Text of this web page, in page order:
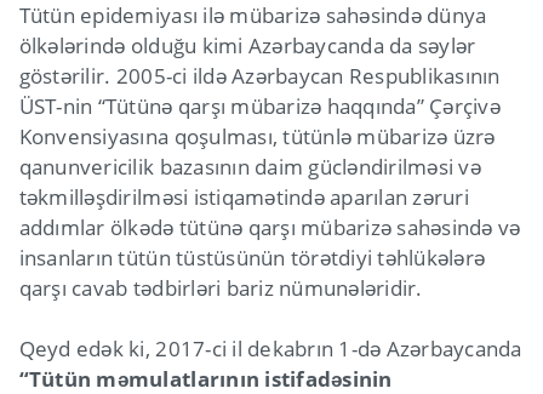
Tütün epidemiyası ilə mübarizə sahəsində dünya
ölkələrində olduğu kimi Azərbaycanda da səylər
göstərilir. 2005-ci ildə Azərbaycan Respublikasının
ÜST-nin “Tütünə qarşı mübarizə haqqında” Çərçivə
Konvensiyasına qoşulması, tütünlə mübarizə üzrə
qanunvericilik bazasının daim gücləndirilməsi və
təkmilləşdirilməsi istiqamətində aparılan zəruri
addımlar ölkədə tütünə qarşı mübarizə sahəsində və
insanların tütün tüstüsünün törətdiyi təhlükələrə
qarşı cavab tədbirləri bariz nümunələridir.
Qeyd edək ki, 2017-ci il dekabrın 1-də Azərbaycanda
“Tütün məmulatlarının istifadəsinin